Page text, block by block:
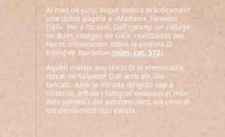
Al mes de juny, Voguededica pràcticament
una doble pàgina a «Madame Salvador
Dalí». Per a l’ocasió, Dalí concep un collage
on dues imatges de Gala, realitzades per
Horst, s’insereixen sobre la pintura El
triomf de Tourbillon(núm. cat. 572).
Aquell mateix any Horst fa el memorable
retrat de Salvador Dalí amb els ulls
tancats. Amb la mirada dirigida cap a
l’interior, artista i fotògraf evoquen el món
dels somnis i del subconscient, eix central
del pensament surrealista.